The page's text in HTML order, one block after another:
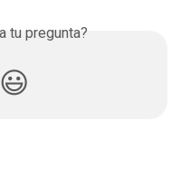
tu pregunta?
😃